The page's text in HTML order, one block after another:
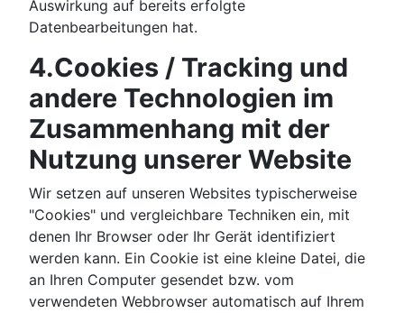
Auswirkung auf bereits erfolgte
Datenbearbeitungen hat.
4.Cookies / Tracking und
andere Technologien im
Zusammenhang mit der
Nutzung unserer Website
Wir setzen auf unseren Websites typischerweise
"Cookies" und vergleichbare Techniken ein, mit
denen Ihr Browser oder Ihr Gerät identifiziert
werden kann. Ein Cookie ist eine kleine Datei, die
an Ihren Computer gesendet bzw. vom
verwendeten Webbrowser automatisch auf Ihrem